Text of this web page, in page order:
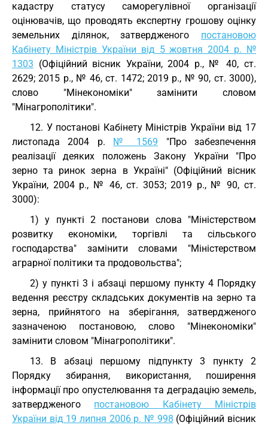
кадастру статусу саморегулівної організації
оцінювачів, що проводять експертну грошову оцінку
земельних ділянок, затвердженого постановою
Кабінету Міністрів України від 5 жовтня 2004 р. №
1303 (Офіційний вісник України, 2004 р., № 40, ст.
2629; 2015 р., № 46, ст. 1472; 2019 р., № 90, ст. 3000),
слово "Мінекономіки" замінити словом
"Мінагрополітики".
12. У постанові Кабінету Міністрів України від 17
листопада 2004 р. № 1569 "Про забезпечення
реалізації деяких положень Закону України "Про
зерно та ринок зерна в Україні" (Офіційний вісник
України, 2004 р., № 46, ст. 3053; 2019 р., № 90, ст.
3000):
1) у пункті 2 постанови слова "Міністерством
розвитку економіки, торгівлі та сільського
господарства" замінити словами "Міністерством
аграрної політики та продовольства";
2) у пункті 3 і абзаці першому пункту 4 Порядку
ведення реєстру складських документів на зерно та
зерна, прийнятого на зберігання, затвердженого
зазначеною постановою, слово "Мінекономіки"
замінити словом "Мінагрополітики".
13. В абзаці першому підпункту 3 пункту 2
Порядку збирання, використання, поширення
інформації про опустелювання та деградацію земель,
затвердженого постановою Кабінету Міністрів
України від 19 липня 2006 р. № 998 (Офіційний вісник